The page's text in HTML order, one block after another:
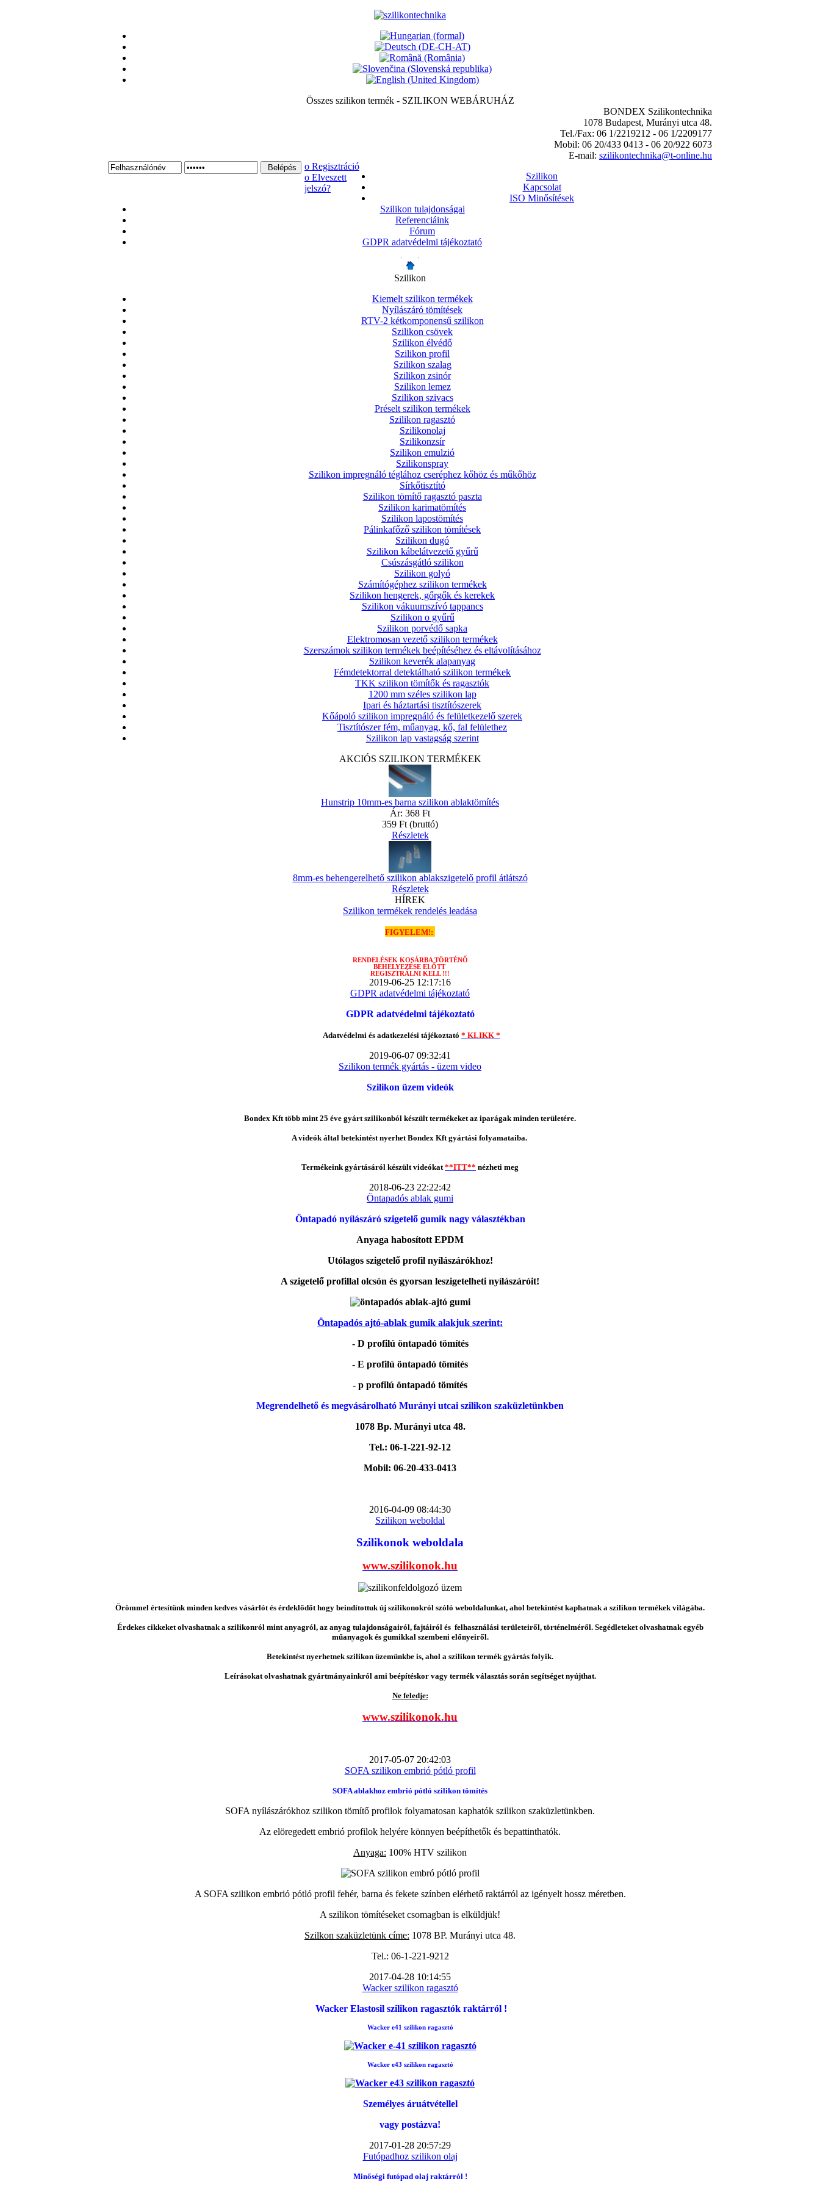
Összes szilikon termék - SZILIKON WEBÁRUHÁZ
BONDEX Szilikontechnika
1078 Budapest, Murányi utca 48.
Tel./Fax: 06 1/2219212 - 06 1/2209177
Mobil: 06 20/433 0413 - 06 20/922 6073
E-mail: szilikontechnika@t-online.hu
ο Regisztráció
ο Elveszett
jelszó?
Szilikon
Kapcsolat
ISO Minősítések
Szilikon tulajdonságai
Referenciáink
Fórum
GDPR adatvédelmi tájékoztató
Szilikon
Kiemelt szilikon termékek
Nyílászáró tömítések
RTV-2 kétkomponensű szilikon
Szilikon csövek
Szilikon élvédő
Szilikon profil
Szilikon szalag
Szilikon zsinór
Szilikon lemez
Szilikon szivacs
Préselt szilikon termékek
Szilikon ragasztó
Szilikonolaj
Szilikonzsír
Szilikon emulzió
Szilikonspray
Szilikon impregnáló téglához cseréphez kőhöz és műkőhöz
Sírkőtisztító
Szilikon tömítő ragasztó paszta
Szilikon karimatömítés
Szilikon lapostömítés
Pálinkafőző szilikon tömítések
Szilikon dugó
Szilikon kábelátvezető gyűrű
Csúszásgátló szilikon
Szilikon golyó
Számítógéphez szilikon termékek
Szilikon hengerek, gőrgők és kerekek
Szilikon vákuumszívó tappancs
Szilikon o gyűrű
Szilikon porvédő sapka
Elektromosan vezető szilikon termékek
Szerszámok szilikon termékek beépítéséhez és eltávolításához
Szilikon keverék alapanyag
Fémdetektorral detektálható szilikon termékek
TKK szilikon tömítők és ragasztók
1200 mm széles szilikon lap
Ipari és háztartási tisztítószerek
Kőápoló szilikon impregnáló és felületkezelő szerek
Tisztítószer fém, műanyag, kő, fal felülethez
Szilikon lap vastagság szerint
AKCIÓS SZILIKON TERMÉKEK
Hunstrip 10mm-es barna szilikon ablaktömítés
Ár: 368 Ft
359 Ft (bruttó)
Részletek
8mm-es behengerelhető szilikon ablakszigetelő profil átlátszó
Részletek
HÍREK
Szilikon termékek rendelés leadása
FIGYELEM!:
RENDELÉSEK KOSÁRBA TÖRTÉNŐ
BEHELYEZÉSE ELŐTT
REGISZTRÁLNI KELL !!!
2019-06-25 12:17:16
GDPR adatvédelmi tájékoztató
GDPR adatvédelmi tájékoztató
Adatvédelmi és adatkezelési tájékoztató * KLIKK *
2019-06-07 09:32:41
Szilikon termék gyártás - üzem video
Szilikon üzem videók
Bondex Kft több mint 25 éve gyárt szilikonból készült termékeket az iparágak minden területére.
A videók által betekintést nyerhet Bondex Kft gyártási folyamataiba.
Termékeink gyártásáról készült videókat**ITT** nézheti meg
2018-06-23 22:22:42
Öntapadós ablak gumi
Öntapadó nyílászáró szigetelő gumik nagy választékban
Anyaga habosított EPDM
Utólagos szigetelő profil nyílászárókhoz!
A szigetelő profillal olcsón és gyorsan leszigetelheti nyílászáróit!
Öntapadós ajtó-ablak gumik alakjuk szerint:
- D profilú öntapadó tömítés
- E profilú öntapadó tömítés
- p profilú öntapadó tömítés
Megrendelhető és megvásárolható Murányi utcai szilikon szaküzletünkben
1078 Bp. Murányi utca 48.
Tel.: 06-1-221-92-12
Mobil: 06-20-433-0413
2016-04-09 08:44:30
Szilikon weboldal
Szilikonok weboldala
www.szilikonok.hu
Örömmel értesítünk minden kedves vásárlót és érdeklődőt hogy beindítottuk új szilikonokról szóló weboldalunkat, ahol betekintést kaphatnak a szilikon termékek világába.
Érdekes cikkeket olvashatnak a szilikonról mint anyagról, az anyag tulajdonságairól, fajtáiról és felhasználási területeiről, történelméről. Segédleteket olvashatnak egyéb
műanyagok és gumikkal szembeni előnyeiről.
Betekintést nyerhetnek szilikon üzemünkbe is, ahol a szilikon termék gyártás folyik.
Leírásokat olvashatnak gyártmányainkról ami beépítéskor vagy termék választás során segítséget nyújthat.
Ne feledje:
www.szilikonok.hu
2017-05-07 20:42:03
SOFA szilikon embrió pótló profil
SOFA ablakhoz embrió pótló szilikon tömítés
SOFA nyílászárókhoz szilikon tömítő profilok folyamatosan kaphatók szilikon szaküzletünkben.
Az elöregedett embrió profilok helyére könnyen beépíthetők és bepattinthatók.
Anyaga: 100% HTV szilikon
A SOFA szilikon embrió pótló profil fehér, barna és fekete színben elérhető raktárról az igényelt hossz méretben.
A szilikon tömítéseket csomagban is elküldjük!
Szilkon szaküzletünk címe: 1078 BP. Murányi utca 48.
Tel.: 06-1-221-9212
2017-04-28 10:14:55
Wacker szilikon ragasztó
Wacker Elastosil szilikon ragasztók raktárról !
Wacker e41 szilikon ragasztó
Wacker e43 szilikon ragasztó
Személyes áruátvétellel
vagy postázva!
2017-01-28 20:57:29
Futópadhoz szilikon olaj
Minőségi futópad olaj raktárról !